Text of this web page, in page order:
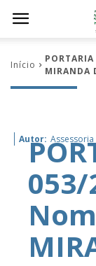
Início
MIRANDA
Autor: Assessoria
053/